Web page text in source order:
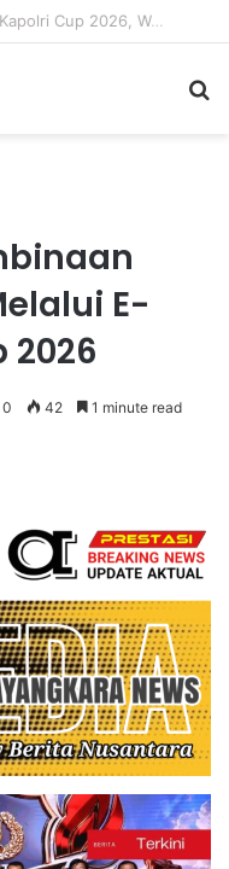
E-
2026
0 42 1 minute read